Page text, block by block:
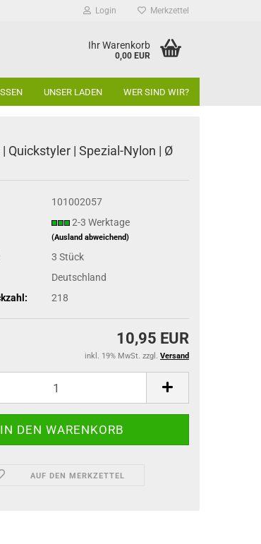
Login Merkzettel
Ihr Warenkorb
0,00 EUR
UNSER LADEN WER SIND WIR?
Quickstyler | Spezial-Nylon | Ø
101002057
2-3 Werktage
(Ausland abweichend)
3 Stück
Deutschland
218
10,95 EUR
inkl. 19% MwSt. zzgl. Versand
AUF DEN MERKZETTEL